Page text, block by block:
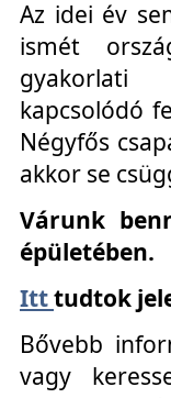
Az idei év
ismét
gyakorlati
kapcsolódó
Négyfős
akkor se
Várunk
épületében.
Itttudtok
Bővebb
vagy